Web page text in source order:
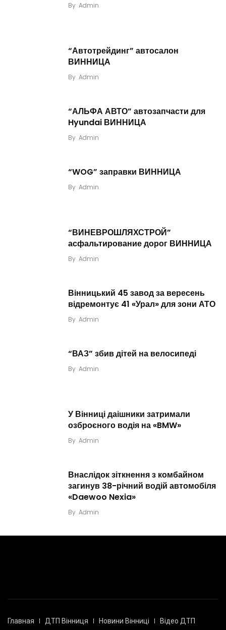
By Admin
“Автотрейдинг” автосалон
ВИННИЦА
By Admin
“АЛЬФА АВТО” автозапчасти для
Hyundai ВИННИЦА
By Admin
“WOG” заправки ВИННИЦА
By Admin
“ВИНЕВРОШЛЯХСТРОЙ”
асфальтирование дорог ВИННИЦА
By Admin
Вінницький 45 завод за вересень
відремонтує 41 «Урал» для зони АТО
By Admin
“ВАЗ” збив дітей на велосипеді
By Admin
У Вінниці даішники затримали
озброєного водія на «BMW»
By Admin
Внаслідок зіткнення з комбайном
загинув 38-річний водій автомобіля
«Daewoo Nexia»
By Admin
Главная ДТП Вінниця Новини Вінниці Відео ДТП